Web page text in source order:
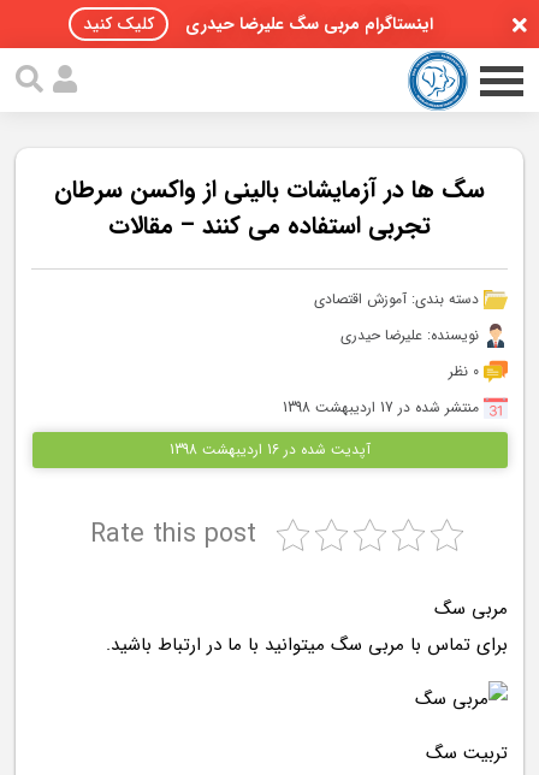
اینستاگرام مربی سگ علیرضا حیدری کلیک کنید
صفحه اصلی
مقالات سگ ها
پادکست سگ ها
سمینار تهران 96
تماس با ما
سگ ها در آزمایشات بالینی از واکسن سرطان
تجربی استفاده می کنند – مقالات
دسته بندی:آموزش اقتصادی
نویسنده: علیرضا حیدری
0 نظر
منتشر شده در 17 اردیبهشت 1398
آپدیت شده در 16 اردیبهشت 1398
Rate this post
مربی سگ
برای تماس با مربی سگ میتوانید با ما در ارتباط باشید.
تربیت سگ